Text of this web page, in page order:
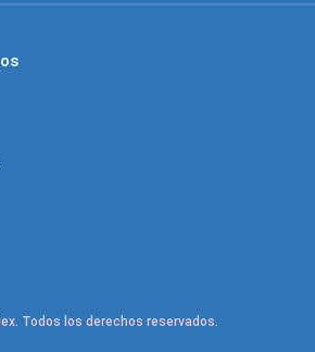
Todos los derechos reservados.